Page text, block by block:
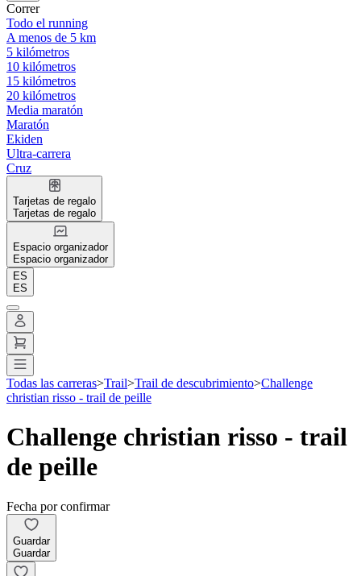
Correr
Todo el running
A menos de 5 km
5 kilómetros
10 kilómetros
15 kilómetros
20 kilómetros
Media maratón
Maratón
Ekiden
Ultra-carrera
Cruz
Tarjetas de regalo
Tarjetas de regalo
Espacio organizador
Espacio organizador
ES
ES
Todas las carreras>Trail>Trail de descubrimiento>Challenge
christian risso - trail de peille
Challenge christian risso - trail
de peille
Fecha por confirmar
Guardar
Guardar